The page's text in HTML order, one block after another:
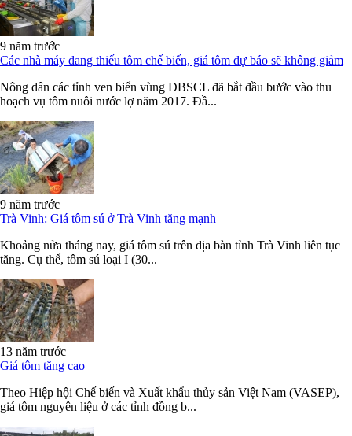
9 năm trước
Các nhà máy đang thiếu tôm chế biến, giá tôm dự báo sẽ không giảm
Nông dân các tỉnh ven biển vùng ĐBSCL đã bắt đầu bước vào thu
hoạch vụ tôm nuôi nước lợ năm 2017. Đầ...
9 năm trước
Trà Vinh: Giá tôm sú ở Trà Vinh tăng mạnh
Khoảng nửa tháng nay, giá tôm sú trên địa bàn tỉnh Trà Vinh liên tục
tăng. Cụ thể, tôm sú loại I (30...
13 năm trước
Giá tôm tăng cao
Theo Hiệp hội Chế biến và Xuất khẩu thủy sản Việt Nam (VASEP),
giá tôm nguyên liệu ở các tỉnh đồng b...